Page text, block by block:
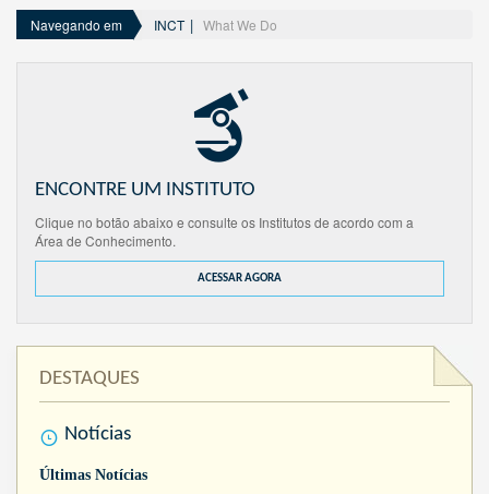
Navegando em INCT What We Do
ENCONTRE UM INSTITUTO
Clique no botão abaixo e consulte os Institutos de acordo com a
Área de Conhecimento.
ACESSAR AGORA
DESTAQUES
Notícias
Últimas Notícias